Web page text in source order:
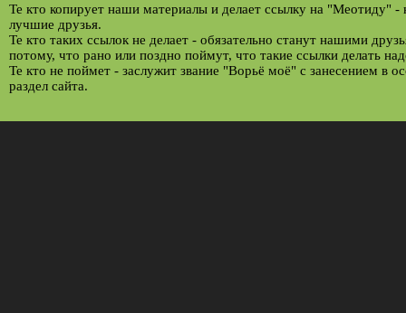
Те кто копирует наши материалы и делает ссылку на "Меотиду" -
лучшие друзья.
Те кто таких ссылок не делает - обязательно станут нашими
потому, что рано или поздно поймут, что такие ссылки делать
Те кто не поймет - заслужит звание "Ворьё моё" с занесением в
раздел сайта.